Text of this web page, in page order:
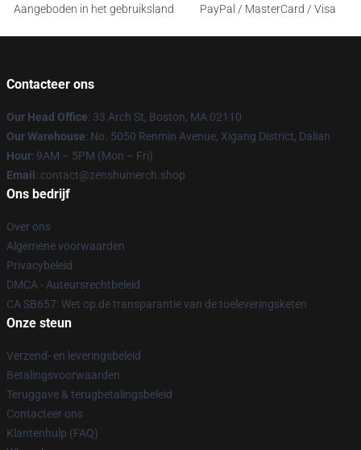
Aangeboden in het gebruiksland
PayPal / MasterCard / Visa
Contacteer ons
Our Head Office: 33 Arch St, Boston, MA 02110
Our Warehouse: No. 5050 Renmin Avenue, Xigang District, Dalian
Hour: 9AM – 5PM (Mon – Fri)
Email : contact@zenshumerch.shop
Ons bedrijf
Over ons
Algemene voorwaarden
Privacybeleid
DMCA - Auteursrechtbeleid
CA SB657: Wet op de transparantie van de toeleveringsketen
Onze steun
Verzend- en leveringsbeleid
Betalingsvoorwaarden
Teruggave & terugbetalingsbeleid
Contacteer ons
Klantenhulp (FAQ)